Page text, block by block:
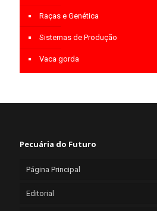
Raças e Genética
Sistemas de Produção
Vaca gorda
Pecuária do Futuro
Página Principal
Editorial